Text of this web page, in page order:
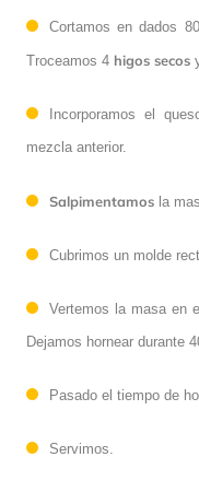
Cortamos en dados
Troceamos 4 higos secos
Incorporamos el
mezcla anterior.
Salpimentamos la
Cubrimos un molde
Vertemos la masa en
Dejamos hornear durante
Pasado el tiempo de
Servimos.